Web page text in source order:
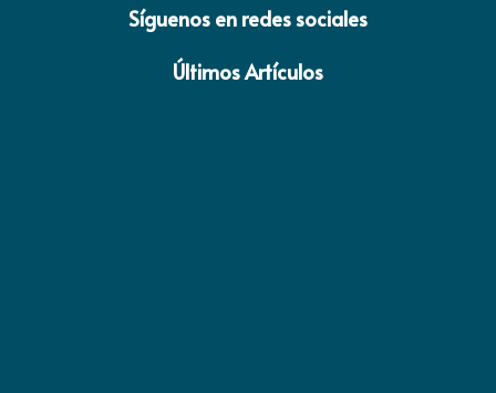
Síguenos en redes sociales
Últimos Artículos